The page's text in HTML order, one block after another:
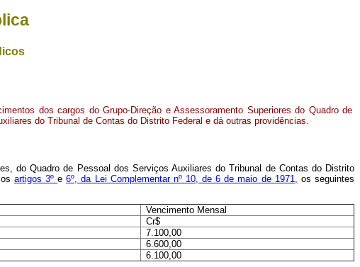
dos cargos do Grupo-Direção e Assessoramento Superiores do Quadro de
do Tribunal de Contas do Distrito Federal e dá outras providências.
do Quadro de Pessoal dos Serviços Auxiliares do Tribunal de Contas do Distrito
artigos 3ºe6º, da Lei Complementar nº 10, de 6 de maio de 1971, os seguintes
Vencimento Mensal
Cr$
7.100,00
6.600,00
6.100,00